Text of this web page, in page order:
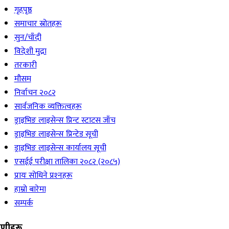
गृहपृष्ठ
समाचार स्रोतहरू
सुन/चाँदी
विदेशी मुद्रा
तरकारी
मौसम
निर्वाचन २०८२
सार्वजनिक व्यक्तित्वहरू
ड्राइभिङ लाइसेन्स प्रिन्ट स्टाटस जाँच
ड्राइभिङ लाइसेन्स प्रिन्टेड सूची
ड्राइभिङ लाइसेन्स कार्यालय सूची
एसईई परीक्षा तालिका २०८२ (२०८५)
प्रायः सोधिने प्रश्‍नहरू
हाम्रो बारेमा
सम्पर्क